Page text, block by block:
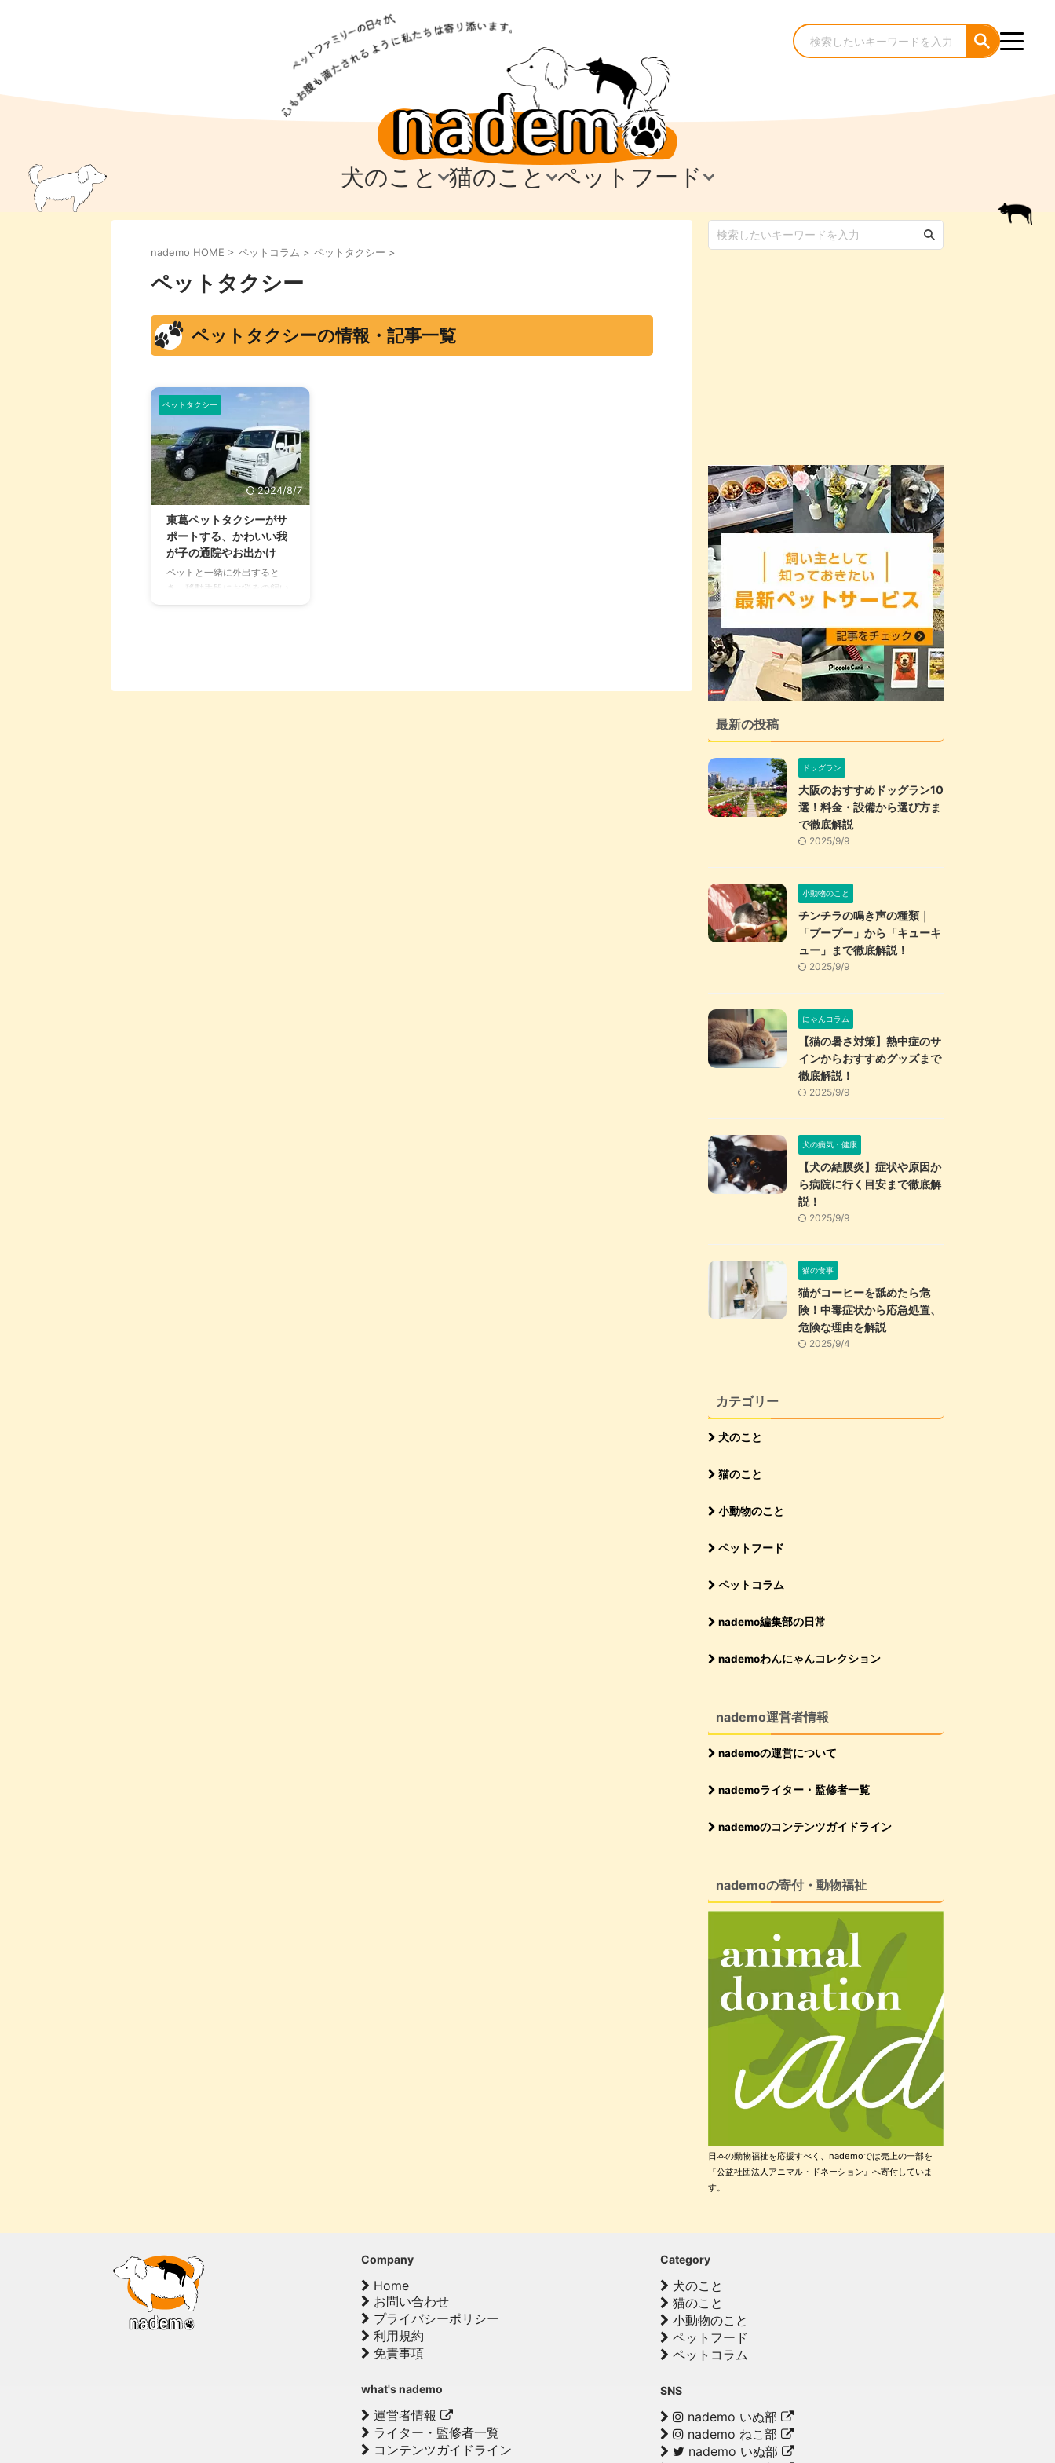
犬のこと
犬のこと
犬のケア・お手入れ
犬のしつけ
犬のアイテム
猫のこと
猫のこと
猫のケア・お手入れ
猫のしつけ
猫のアイテム
ペットフード
ペットフード
nademo HOME > ペットコラム > ペットタクシー >
ペットタクシー
ペットタクシーの情報・記事一覧
ペットタクシー
2024/8/7
東葛ペットタクシーがサ
ポートする、かわいい我
が子の通院やお出かけ
ペットと一緒に外出すると
き、移動手段にお悩みの飼い
主さんは多いでしょう。 とく
最新の投稿
ドッグラン
大阪のおすすめドッグラン10
選！料金・設備から選び方ま
で徹底解説
2025/9/9
小動物のこと
チンチラの鳴き声の種類｜
「プープー」から「キューキ
ュー」まで徹底解説！
2025/9/9
にゃんコラム
【猫の暑さ対策】熱中症のサ
インからおすすめグッズまで
徹底解説！
2025/9/9
犬の病気・健康
【犬の結膜炎】症状や原因か
ら病院に行く目安まで徹底解
説！
2025/9/9
猫の食事
猫がコーヒーを舐めたら危
険！中毒症状から応急処置、
危険な理由を解説
2025/9/4
カテゴリー
犬のこと
猫のこと
小動物のこと
ペットフード
ペットコラム
nademo編集部の日常
nademoわんにゃんコレクション
nademo運営者情報
nademoの運営について
nademoライター・監修者一覧
nademoのコンテンツガイドライン
nademoの寄付・動物福祉
日本の動物福祉を応援すべく、nademoでは売上の一部を
『公益社団法人アニマル・ドネーション』へ寄付していま
す。
Company
Home
お問い合わせ
プライバシーポリシー
利用規約
免責事項
what's nademo
運営者情報
ライター・監修者一覧
コンテンツガイドライン
Category
犬のこと
猫のこと
小動物のこと
ペットフード
ペットコラム
SNS
nademo いぬ部
nademo ねこ部
nademo いぬ部